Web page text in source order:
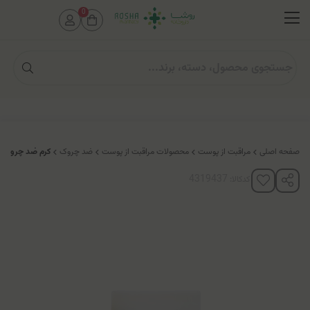
صفحه اصلی مراقبت از پوست محصولات مراقبت از پوست ضد چروک کرم ضد چروک Q10 دکلره
0